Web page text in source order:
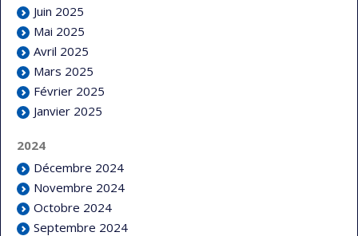
Juin 2025
Mai 2025
Avril 2025
Mars 2025
Février 2025
Janvier 2025
2024
Décembre 2024
Novembre 2024
Octobre 2024
Septembre 2024